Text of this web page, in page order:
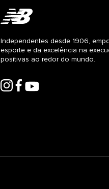
Independentes desde 1906,
esporte e da excelência na
positivas ao redor do mundo.